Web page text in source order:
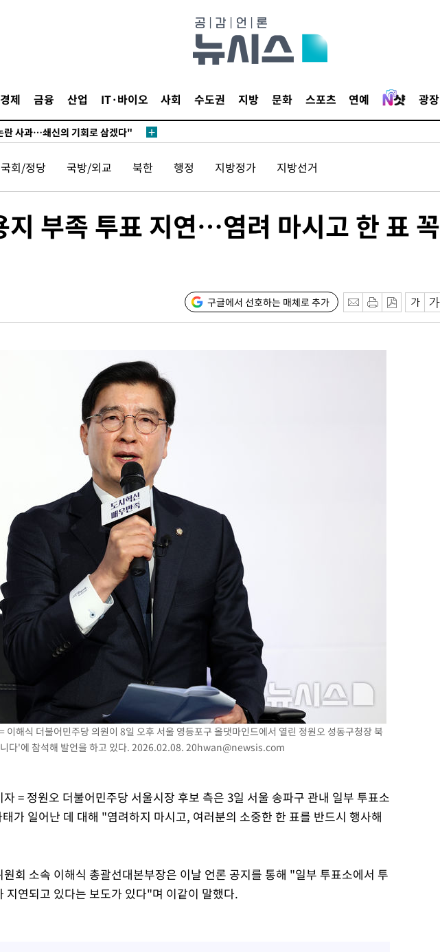
경제 금융 산업 IT·바이오 사회 수도권 지방 문화 스포츠 연예 광장
발견…감정가 1.3억원
, 닷새 만에 숨진 채 발견
복…1명 사망·1명 실종
란 사과…쇄신의 기회로 삼겠다"
안 최대 150㎜ 비
나스닥 1.3%↑
대, 닷새 만에 숨진 채 발견
'홈팀' 일본과 한일전
복…1명 사망·1명 실종
사과…쇄신의 기회로 삼겠다"
구협회 "실망과 걱정 안겨드려 죄
국회/정당 국방/외교 북한 행정 지방정가 지방선거
부족 투표 지연…염려 마시고 한 표 꼭
구글에서 선호하는 매체로 추가
이해식 더불어민주당 의원이 8일 오후 서울 영등포구 올댓마인드에서 열린 정원오 성동구청장 북
다'에 참석해 발언을 하고 있다. 2026.02.08. 20hwan@newsis.com
= 정원오 더불어민주당 서울시장 후보 측은 3일 서울 송파구 관내 일부 투표소
가 일어난 데 대해 "염려하지 마시고, 여러분의 소중한 한 표를 반드시 행사해
회 소속 이해식 총괄선대본부장은 이날 언론 공지를 통해 "일부 투표소에서 투
지연되고 있다는 보도가 있다"며 이같이 말했다.